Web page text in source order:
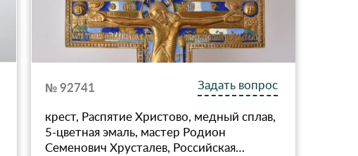
№ 92741
Задать вопрос
крест, Распятие Христово, медный сплав,
5-цветная эмаль, мастер Родион
Семенович Хрусталев, Российская…